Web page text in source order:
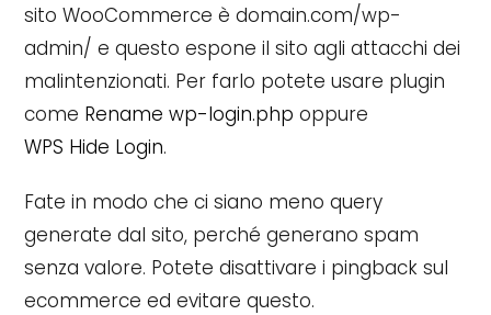
sito WooCommerce è domain.com/wp-
admin/ e questo espone il sito agli attacchi dei
malintenzionati. Per farlo potete usare plugin
come Rename wp-login.php oppure
WPS Hide Login.
Fate in modo che ci siano meno query
generate dal sito, perché generano spam
senza valore. Potete disattivare i pingback sul
ecommerce ed evitare questo.